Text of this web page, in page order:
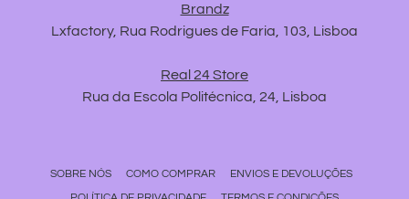
Brandz
Lxfactory, Rua Rodrigues de Faria, 103, Lisboa
Real 24 Store
Rua da Escola Politécnica, 24, Lisboa
SOBRE NÓS COMO COMPRAR
ENVIOS E DEVOLUÇÕES